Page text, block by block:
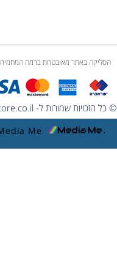
הסליקה באתר מאובטחת ברמה
© כל הזכויות שמורות ל- Hackstore.co.il
Me